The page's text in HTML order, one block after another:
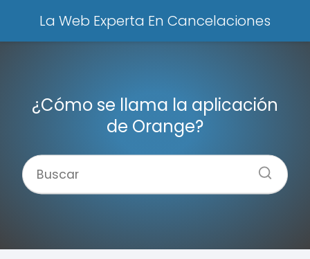
La Web Experta En Cancelaciones
¿Cómo se llama la aplicación
de Orange?